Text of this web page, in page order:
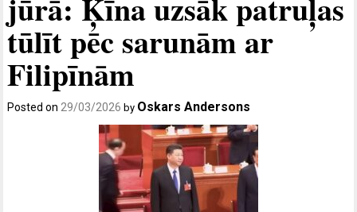
jūrā: Ķīna uzsāk patruļas
tūlīt pēc sarunām ar
Filipīnām
Posted on 29/03/2026 by Oskars Andersons